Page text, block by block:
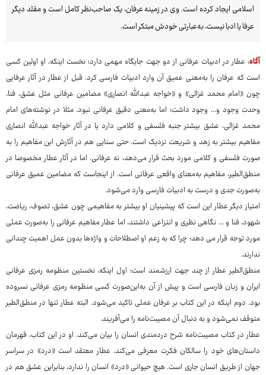
اسلامی ایجاد کرده است. وی در زمینه عرفان، یک صاحب‌نظر کامل است و مقلد دیگر
عرفا یا ادبا نیست، به‌عبارتی خودش مبتکر است.
آگاه: عطار در ادبیات عرفانی از دو جهت جایگاه مهمی دارد؛ نخست اینکه، او اولین کسی
است که عرفان را به‌معنی عمیق آن وارد ادبیات فارسی کرد. قبل از عطار در آثار عرفایی
چون «امام محمد غزالی» و «خواجه عبدالله انصاری» مضامین عرفانی مثل عشق، فنا،
وحدت وجود و... وجود داشت؛ اما به‌معنی دقیق عرفانی نبود. مثلا در نوشته‌های امام
محمد غزالی، عشق بیشتر جنبه فلسفی و کلامی دارد یا در آثار خواجه عبدالله انصاری
مفاهیم بیشتر به زهد و شریعت نزدیک است. حتی سنایی هم در آثارش این مفاهیم را به
صورت فلسفی و کلامی مورد بحث قرار می‌دهد، نه عرفانی. اما در آثار عطار مخصوصا در
منطق‌الطیر، مفاهیم به‌معنای واقعی عرفانی است. از اینجاست که مضامین عمیق عرفانی
به‌صورت جدی و درست به ادبیات فارسی وارد می‌شود.
امتیاز دیگر عطار این است که پیشینیان او بیشتر به مفاهیمی چون عشق، تصوف، ریاضت،
شهود، فنا و ... نگاهی نظری و انتزاعی داشتند، اما عطار مفاهیم عرفانی را به‌صورت عملی
مورد توجه قرار می دهد؛ چرا که به زعم او اصطلاحات و واژه‌ها بدون عمل اهمیت چندانی
ندارند.
منطق‌الطیر عطار از چند جهت ارزشمند است؛ اول اینکه، نخستین منظومه رمزی عرفانی
ایران و زبان فارسی است و پیش از آن به‌این‌صورت کسی منظومه رمزی عرفانی نسروده
بود. دوم اینکه در این کتاب بر عرفان عملی تاکید می‌شود. البته عطار تنها در منطق‌الطیر
متوقف نمی‌شود و به دنبال آن مصیبت‌نامه را می‌آفریند.
عطار در کتاب مصیبت‌نامه شرح دردمندی انسان را بیان می‌کند. او در این کتاب، قهرمان
داستان‌های خود را سالکان فکرت معرفی می‌کند. عطار معتقد است «درد» در سراسر
جهان از طریق انسان جاری است. هیچ حیوانی «درد» انسان را ندارد، بنابراین عشق هم در